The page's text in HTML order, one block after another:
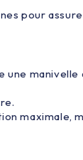
pour
une manivelle
maximale,